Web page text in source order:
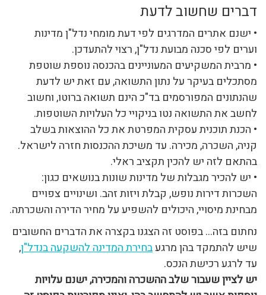
דברים שחשוב לדעת
• ישנם אתרים המדרגים לפי דעת מומחי נדל"ן מדינות
וערים לפי סכנה מבועת נדל"ן, רצוי להתעדכן.
• מרבית המשקיעים המעוניינים בהכנסה נוספת שוטפת
מסתכלים בעיקר על נתון התשואה, עם זאת יש לדעת
שהנתונים המפורסמים בד"כ הינם תשואה ברוטו, וחשוב
לחשב את התשואה נטו בניקויי כל העלויות השוטפות.
• הכנת תוכנית עסקית המפרטת את כל ההוצאות בשלב
קניה, השכרה, מכירה. עד משיכת ההכנסות חזרה לישראל.
בהתאם לזה יש להכין תקציב ראלי.
• יש להכיר מגבלות של מדינות שונות בנושאים כגון:
השכרות דירות נופש, קבלת ויזות זהב. ושינויים צפויים
מבחינת מיסויי, היכולים להשפיע על מחיר הדירה והשכרתה.
נחתום בזה… בפוסט זה הצגנו בקצרה את הדברים החשובים
שיש להתמקד בהן מרגעבחירת המדינה להשקעה בנדל"ן,
עד לרגע רכישת הנכס.
יש לציין שעבור שלב ההשכרה והמכירה, ישנם עלויות